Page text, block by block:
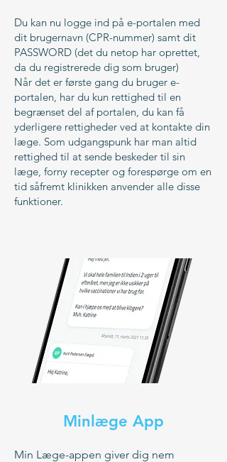
Du kan nu logge ind på e-portalen med
dit brugernavn (CPR-nummer) samt dit
PASSWORD (det du netop har oprettet,
da du registrerede dig som bruger)
Når det er første gang du bruger e-
portalen, har du kun rettighed til en
begrænset del af portalen, du kan få
yderligere rettigheder ved at kontakte din
læge. Som udgangspunk har man altid
rettighed til at sende beskeder til sin
læge, forny recepter og forespørge om en
tid såfremt klinikken anvender alle disse
funktioner.
Minlæge App
Min Læge-appen giver dig nem